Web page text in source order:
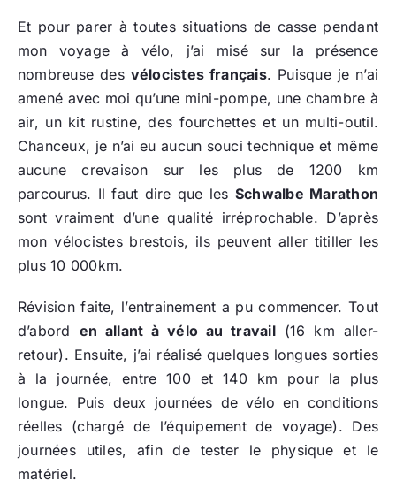
Et pour parer à toutes situations de casse pendant
mon voyage à vélo, j’ai misé sur la présence
nombreuse des vélocistes français. Puisque je n’ai
amené avec moi qu’une mini-pompe, une chambre à
air, un kit rustine, des fourchettes et un multi-outil.
Chanceux, je n’ai eu aucun souci technique et même
aucune crevaison sur les plus de 1200 km
parcourus. Il faut dire que les Schwalbe Marathon
sont vraiment d’une qualité irréprochable. D’après
mon vélocistes brestois, ils peuvent aller titiller les
plus 10 000km.
Révision faite, l’entrainement a pu commencer. Tout
d’abord en allant à vélo au travail(16 km aller-
retour). Ensuite, j’ai réalisé quelques longues sorties
à la journée, entre 100 et 140 km pour la plus
longue. Puis deux journées de vélo en conditions
réelles (chargé de l’équipement de voyage). Des
journées utiles, afin de tester le physique et le
matériel.